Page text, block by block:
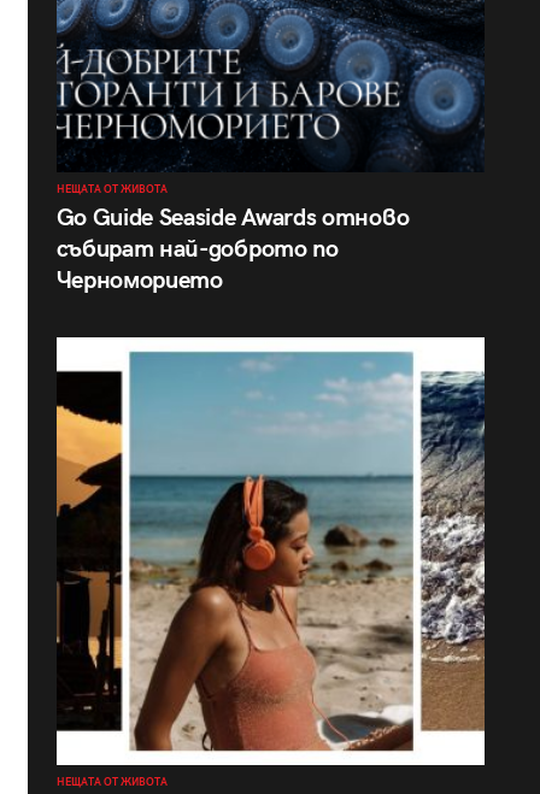
НЕЩАТА ОТ ЖИВОТА
Go Guide Seaside Awards отново
събират най-доброто по
Черноморието
НЕЩАТА ОТ ЖИВОТА